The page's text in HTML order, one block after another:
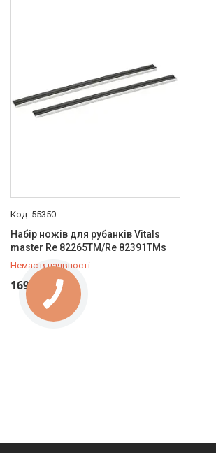
55350
Набір ножів для рубанків Vitals
master Re 82265TM/Re 82391TMs
Немає в наявності
169 ₴
+380 (93) 434-61-54